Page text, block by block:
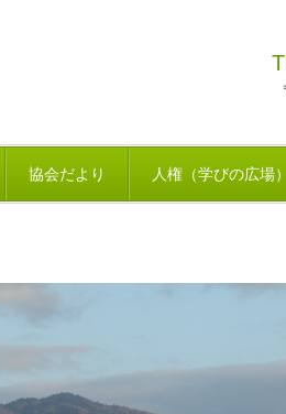
協会だより 人権（学びの広場）